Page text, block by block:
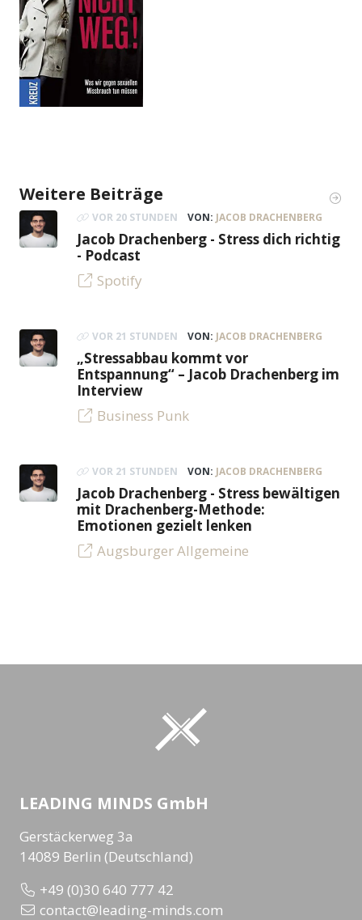
Weitere Beiträge
VOR 20 STUNDEN VON: JACOB DRACHENBERG
Jacob Drachenberg - Stress dich richtig
- Podcast
Spotify
VOR 21 STUNDEN VON: JACOB DRACHENBERG
„Stressabbau kommt vor
Entspannung“ – Jacob Drachenberg im
Interview
Business Punk
VOR 21 STUNDEN VON: JACOB DRACHENBERG
Jacob Drachenberg - Stress bewältigen
mit Drachenberg-Methode:
Emotionen gezielt lenken
Augsburger Allgemeine
LEADING MINDS GmbH
Gerstäckerweg 3a
14089 Berlin (Deutschland)
+49 (0)30 640 777 42
contact@leading-minds.com